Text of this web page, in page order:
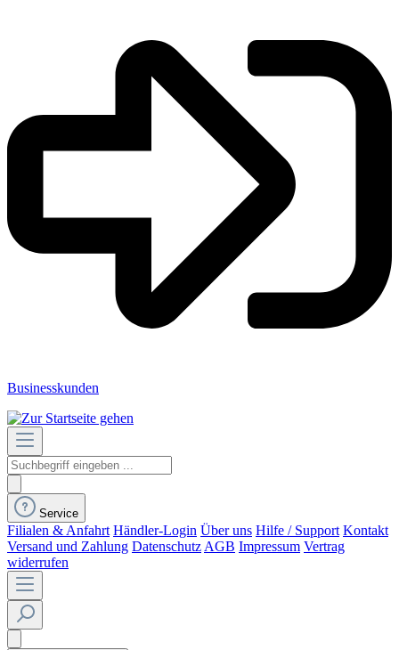
Businesskunden
Service
Filialen & Anfahrt Händler-Login Über uns Hilfe / Support Kontakt
Versand und Zahlung Datenschutz AGB Impressum Vertrag
widerrufen